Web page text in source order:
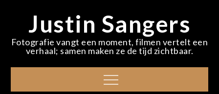
contentJustin Sangers
Fotografie vangt een moment, filmen vertelt een
verhaal; samen maken ze de tijd zichtbaar.
Menu